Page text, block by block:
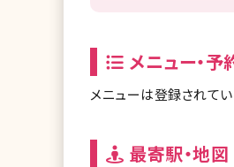
メニュー・予
メニューは登録されてい
最寄駅・地図